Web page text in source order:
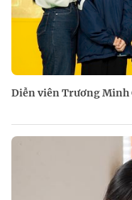
Diễn viên Trương Minh